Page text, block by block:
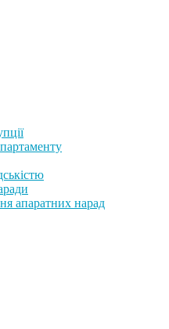
апаратних нарад